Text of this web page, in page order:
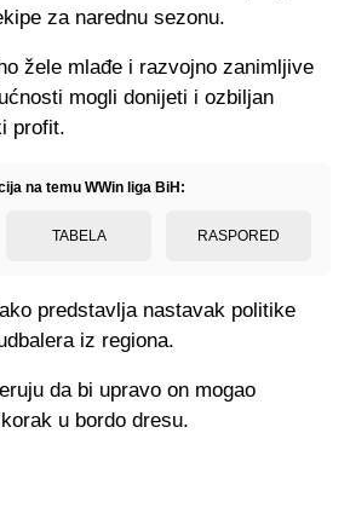
za narednu sezonu.
žele mlađe i razvojno zanimljive
mogli donijeti i ozbiljan
profit.
na temu WWin liga BiH:
TABELA RASPORED
predstavlja nastavak politike
iz regiona.
da bi upravo on mogao
u bordo dresu.